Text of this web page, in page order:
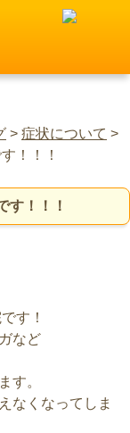
> 症状について >
！！！
す！！！
す！
など
す。
なくなってしま